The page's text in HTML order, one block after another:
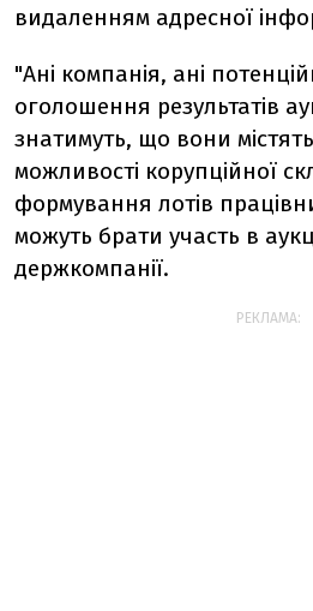
видаленням адресної
"Ані компанія, ані
оголошення результатів
знатимуть, що вони
можливості корупційної
формування лотів
можуть брати участь в
держкомпанії.
РЕКЛАМА: